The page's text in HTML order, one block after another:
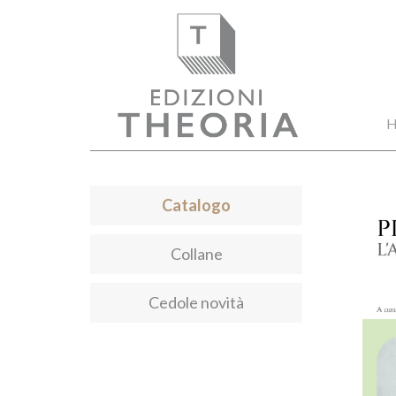
Catalogo
Collane
Cedole novità